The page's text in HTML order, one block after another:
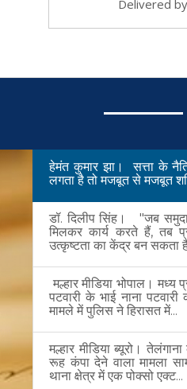
Delivered by
हेमंत कुमार झा। सत्ता के
लगता है तो मजबूत से मजबूत
डॉ. दिलीप सिंह। "जब
मिलकर कार्य करते हैं, तब
उत्कृष्टता का केंद्र बन सकता
मल्हार मीडिया भोपाल।
पटवारी के भाई नाना
मामले में पुलिस ने हिरासत में...
मल्हार मीडिया ब्यूरो।
रूह कंपा देने वाला मामला
थाना क्षेत्र में एक पोक्सो एक्ट...